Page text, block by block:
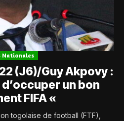
Nationales
(J6)/Guy Akpovy :
un bon
FIFA «
togolaise de football (FTF),